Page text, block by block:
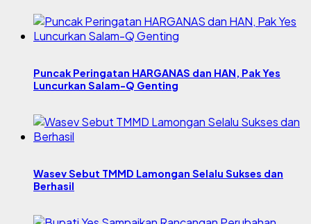
Puncak Peringatan HARGANAS dan HAN, Pak Yes
Luncurkan Salam-Q Genting
Wasev Sebut TMMD Lamongan Selalu Sukses dan
Berhasil